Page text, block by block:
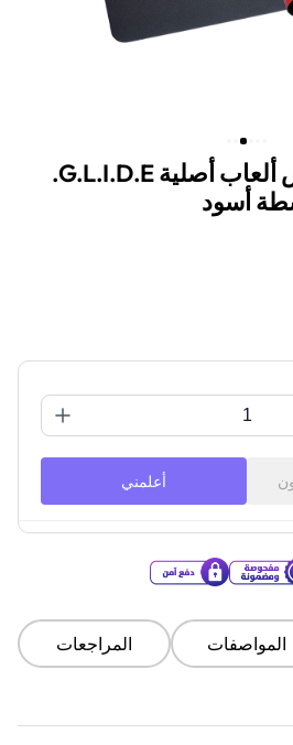
ماد كاتز لوحة ماوس ألعاب أصلية G.L.I.D.E.
أعلمني
المواصفات المراجعات